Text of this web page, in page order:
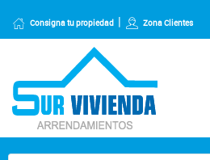
Consigna tu propiedad Zona Clientes